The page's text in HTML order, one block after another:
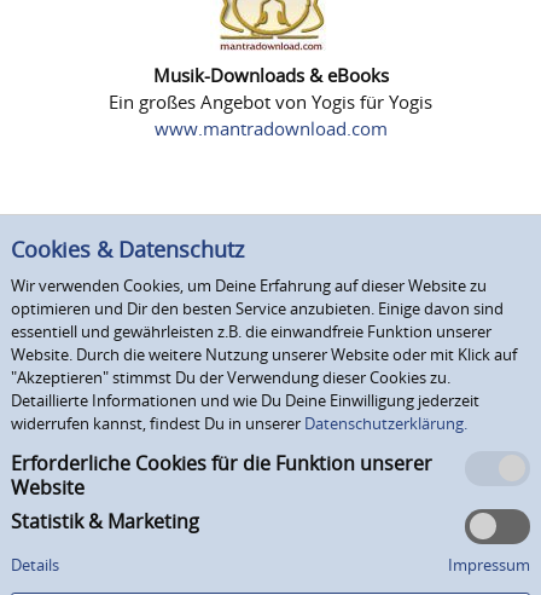
Musik-Downloads & eBooks
Ein großes Angebot von Yogis für Yogis
www.mantradownload.com
Cookies & Datenschutz
Wir verwenden Cookies, um Deine Erfahrung auf dieser Website zu
optimieren und Dir den besten Service anzubieten. Einige davon sind
essentiell und gewährleisten z.B. die einwandfreie Funktion unserer
Website. Durch die weitere Nutzung unserer Website oder mit Klick auf
"Akzeptieren" stimmst Du der Verwendung dieser Cookies zu.
Detaillierte Informationen und wie Du Deine Einwilligung jederzeit
widerrufen kannst, findest Du in unserer Datenschutzerklärung.
Erforderliche Cookies für die Funktion unserer
Website
Statistik & Marketing
Details Impressum